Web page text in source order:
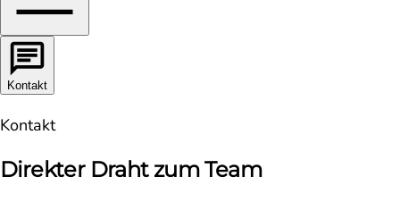
Kontakt
Kontakt
Direkter Draht zum Team